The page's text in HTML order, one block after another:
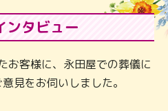
ンタビュー
お客様に、永田屋での葬儀に
見をお伺いしました。